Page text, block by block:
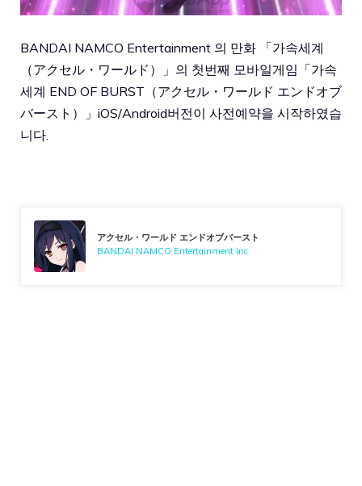
BANDAI NAMCO Entertainment 의 만화 「가속세계
（アクセル・ワールド）」의 첫번째 모바일게임「가속
세계 END OF BURST（アクセル・ワールド エンドオブ
バースト）」iOS/Android버전이 사전예약을 시작하였습
니다.
アクセル・ワールド エンドオブバースト
BANDAI NAMCO Entertainment Inc.